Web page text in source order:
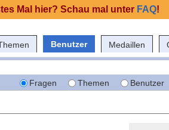
Benutzer Medaillen
Fragen Themen Benutzer
Mal hier? Schau mal unter FAQ!